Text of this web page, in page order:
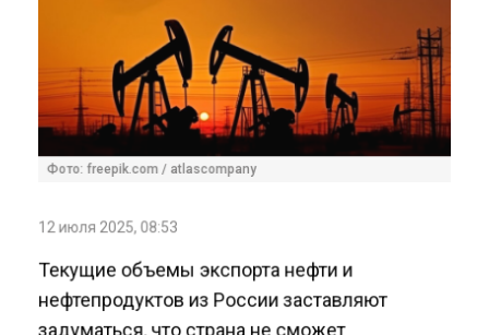
Фото: freepik.com / atlascompany
12 июля 2025, 08:53
Текущие объемы экспорта нефти и
нефтепродуктов из России заставляют
задуматься, что страна не сможет